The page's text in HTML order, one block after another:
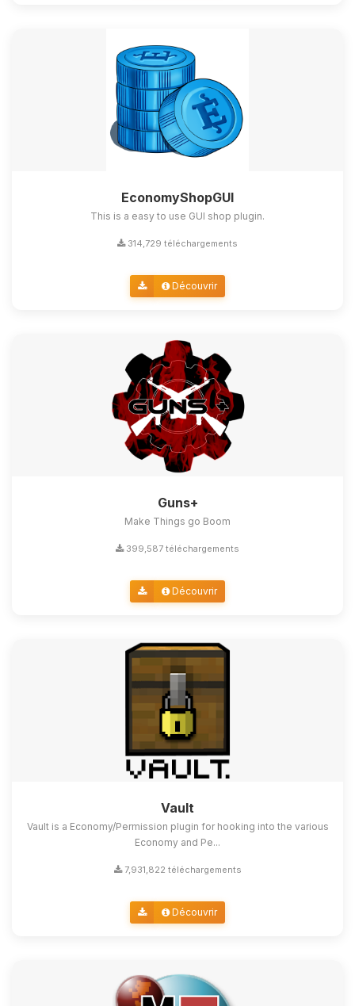
EconomyShopGUI
This is a easy to use GUI shop plugin.
314,729 téléchargements
Découvrir
Guns+
Make Things go Boom
399,587 téléchargements
Découvrir
Vault
Vault is a Economy/Permission plugin for hooking into the various
Economy and Pe...
7,931,822 téléchargements
Découvrir